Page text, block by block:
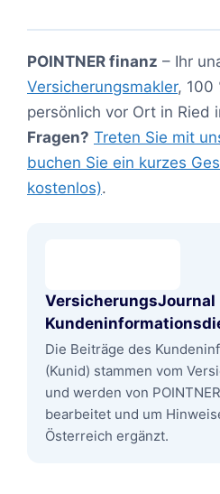
POINTNER finanz – Ihr
Versicherungsmakler, 100
persönlich vor Ort in Ried
Fragen? Treten Sie mit
buchen Sie ein kurzes
kostenlos).
VersicherungsJournal
Die Beiträge des
(Kunid) stammen vom
und werden von
bearbeitet und um
Österreich ergänzt.